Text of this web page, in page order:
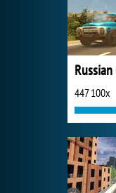
447 100x